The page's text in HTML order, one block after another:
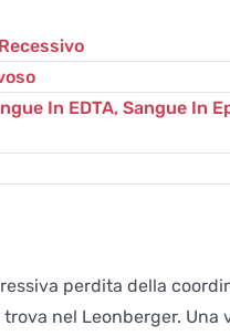
In EDTA, Sangue In
perdita della
nel Leonberger. Una